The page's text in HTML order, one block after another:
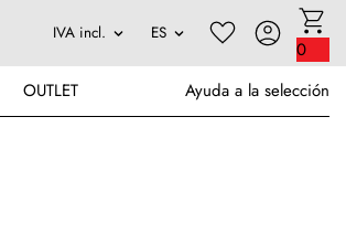
0
OUTLET Ayuda a la selección